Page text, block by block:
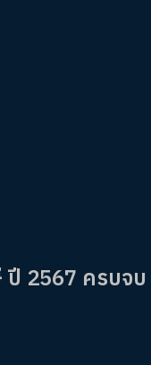
ปี 2567 ครบจบ